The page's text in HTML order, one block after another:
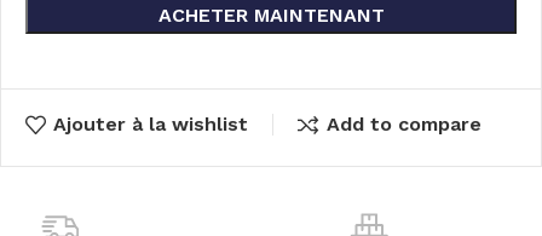
ACHETER MAINTENANT
Ajouter à la wishlist Add to compare